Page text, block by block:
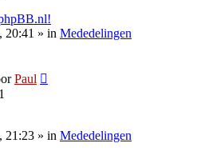
20:41 » in Mededelingen
Paul
21:23 » in Mededelingen